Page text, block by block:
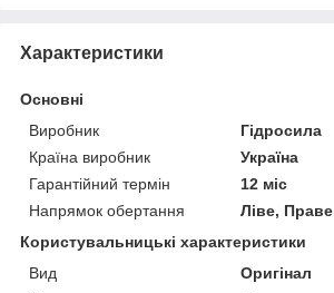
Характеристики
Основні
Виробник
Гідросила
Країна виробник
Україна
Гарантійний термін
12 міс
Напрямок обертання
Ліве, Праве
Користувальницькі характеристики
Вид
Оригінал